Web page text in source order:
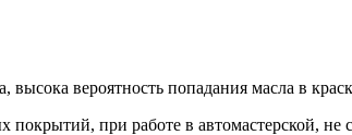
вероятность попадания масла в
покрытий, при работе в автомастерской, не